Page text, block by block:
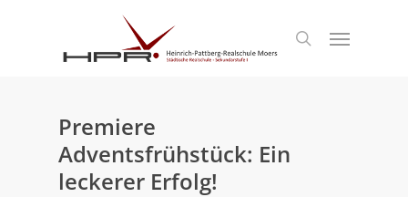
search
Menu
Premiere
Adventsfrühstück: Ein
leckerer Erfolg!